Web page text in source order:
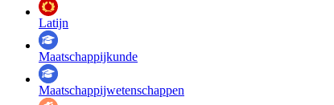
Latijn
Maatschappij­kunde
Maatschappij­wetenschappen